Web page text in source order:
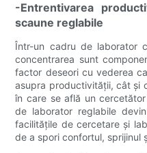
-Entrentivarea
scaune reglabile
Într-un cadru de laborator
concentrarea sunt
factor deseori cu vederea
asupra productivității, cât și
în care se află un
de laborator reglabile
facilitățile de cercetare și
de a spori confortul, sprijinul